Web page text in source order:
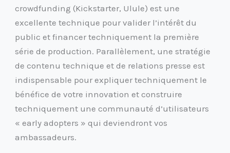
crowdfunding (Kickstarter, Ulule) est une
excellente technique pour valider l’intérêt du
public et financer techniquement la première
série de production. Parallèlement, une stratégie
de contenu technique et de relations presse est
indispensable pour expliquer techniquement le
bénéfice de votre innovation et construire
techniquement une communauté d’utilisateurs
« early adopters » qui deviendront vos
ambassadeurs.